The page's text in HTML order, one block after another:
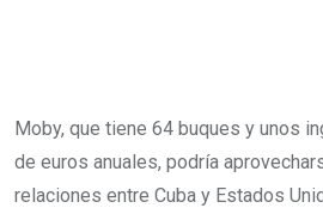
Moby, que tiene 64 buques y unos
de euros anuales, podría
relaciones entre Cuba y Estados